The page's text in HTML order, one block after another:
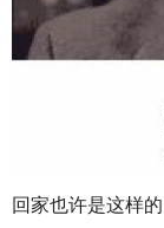
回家也许是这样的